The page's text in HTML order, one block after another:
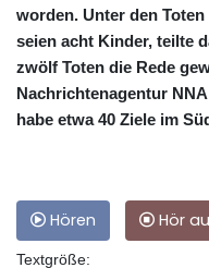
worden. Unter den
seien acht Kinder, teilte
zwölf Toten die Rede
Nachrichtenagentur
habe etwa 40 Ziele im
Hören Hör
Textgröße: